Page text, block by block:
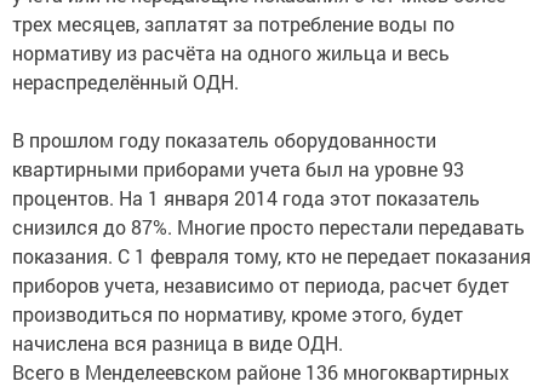
трех месяцев, заплатят за потребление воды по
нормативу из расчёта на одного жильца и весь
нераспределённый ОДН.
В прошлом году показатель оборудованности
квартирными приборами учета был на уровне 93
процентов. На 1 января 2014 года этот показатель
снизился до 87%. Многие просто перестали передавать
показания. С 1 февраля тому, кто не передает показания
приборов учета, независимо от периода, расчет будет
производиться по нормативу, кроме этого, будет
начислена вся разница в виде ОДН.
Всего в Менделеевском районе 136 многоквартирных